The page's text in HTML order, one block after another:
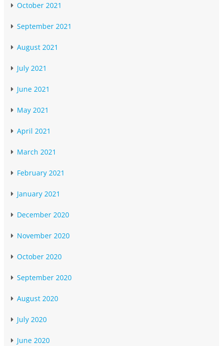
October 2021
September 2021
August 2021
July 2021
June 2021
May 2021
April 2021
March 2021
February 2021
January 2021
December 2020
November 2020
October 2020
September 2020
August 2020
July 2020
June 2020